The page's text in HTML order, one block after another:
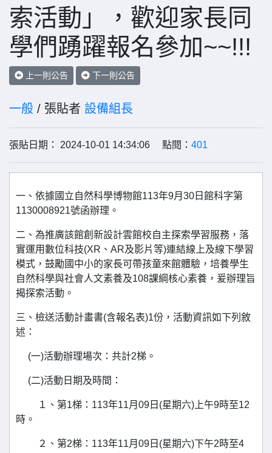
索活動」，歡迎家長同
學們踴躍報名參加~~!!!
上一則公告 下一則公告
一般 / 張貼者 設備組長
張貼日期： 2024-10-01 14:34:06 點閱： 401
一、依據國立自然科學博物館113年9月30日館科字第
1130008921號函辦理。
二、為推廣該館創新設計雲館校自主探索學習服務，落
實運用數位科技(XR、AR及影片等)連結線上及線下學習
模式，鼓勵國中小的家長可帶孩童來館體驗，培養學生
自然科學與社會人文素養及108課綱核心素養，爰辦理旨
揭探索活動。
三、檢送活動計畫書(含報名表)1份，活動資訊如下列敘
述：
(一)活動辦理場次：共計2梯。
(二)活動日期及時間：
１、第1梯：113年11月09日(星期六)上午9時至12
時。
２、第2梯：113年11月09日(星期六)下午2時至4